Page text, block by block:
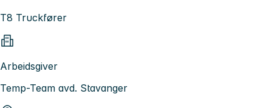
T8 Truckfører
Arbeidsgiver
Temp-Team avd. Stavanger